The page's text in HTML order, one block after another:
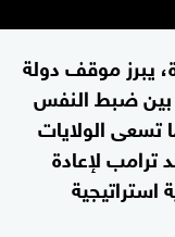
يبرز موقف دولة
بين ضبط النفس
تسعى الولايات
ترامب لإعادة